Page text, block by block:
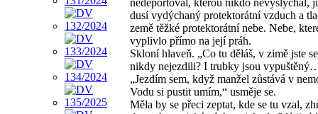
nedeportoval, kterou nikdo nevyslýchal,
dusí vydýchaný protektorátní vzduch a
země těžké protektorátní nebe. Nebe,
vyplivlo přímo na její práh.
Skloní hlaveň. „Co tu děláš, v zimě jste
nikdy nejezdili? I trubky jsou
„Jezdím sem, když manžel zůstává v
Vodu si pustit umím,“ usměje se.
Měla by se přeci zeptat, kde se tu vzal,